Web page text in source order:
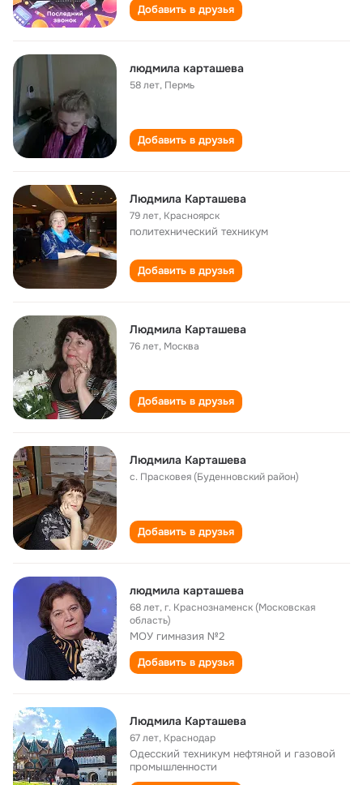
Добавить в друзья
людмила карташева
58 лет, Пермь
Добавить в друзья
Людмила Карташева
79 лет, Красноярск
политехнический техникум
Добавить в друзья
Людмила Карташева
76 лет, Москва
Добавить в друзья
Людмила Карташева
с. Прасковея (Буденновский район)
Добавить в друзья
людмила карташева
68 лет,г. Краснознаменск (Московская
область)
МОУ гимназия №2
Добавить в друзья
Людмила Карташева
67 лет, Краснодар
Одесский техникум нефтяной и газовой
промышленности